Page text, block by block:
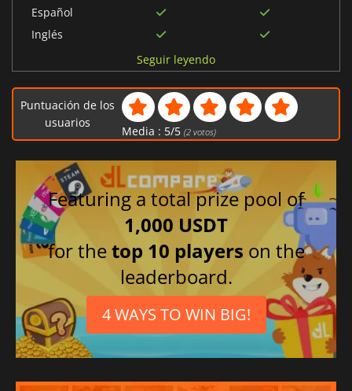
Español
Inglés
Chino simplificado
Italiano
Francés
Alemán
Chino tradicional
Seguir leyendo
Puntuación de los
usuarios
Media : 5/5 (2votos)
Featuring a total prize pool of
1,000 USDT
for thetop 10 players on the
leaderboard.
4 WAYS TO WIN BIG!